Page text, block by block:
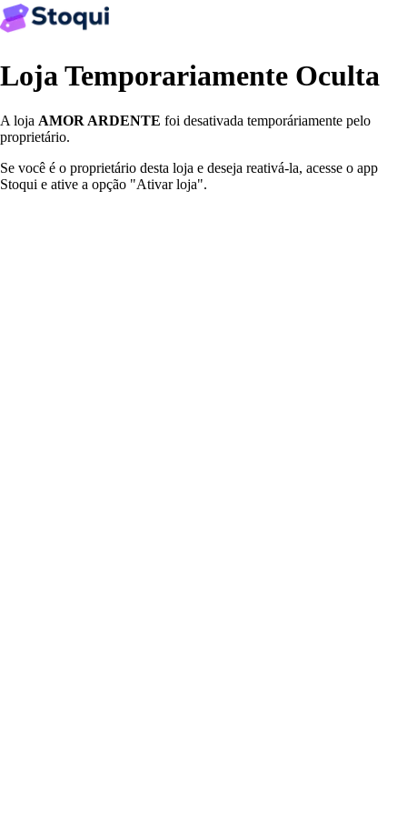
Loja Temporariamente Oculta
A loja AMOR ARDENTE foi desativada temporáriamente pelo
proprietário.
Se você é o proprietário desta loja e deseja reativá-la, acesse o app
Stoqui e ative a opção "Ativar loja".